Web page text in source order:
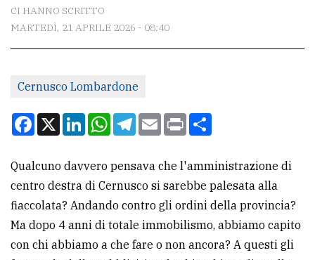
redazione
Scrivici
la
tua
pubblicità
CERCA
CI HANNO SCRITTO
MARTEDÌ, 21 APRILE 2026 - 08:40
Cernusco Lombardone
Facebook
X LinkedInWhatsApp
Telegram
EmailPrint
Qualcuno davvero pensava che l'amministrazione di
centro destra di Cernusco si sarebbe palesata alla
fiaccolata? Andando contro gli ordini della provincia?
Ma dopo 4 anni di totale immobilismo, abbiamo capito
con chi abbiamo a che fare o non ancora? A questi gli